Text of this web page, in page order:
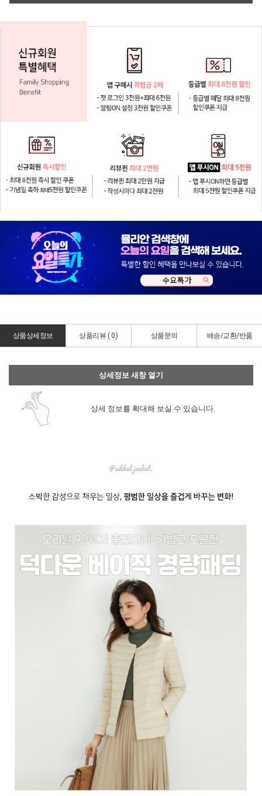
상품상세정보 상품리뷰 (0) 상품문의 배송/교환/반품
상세정보 새창 열기
상세 정보를 확대해 보실 수 있습니다.